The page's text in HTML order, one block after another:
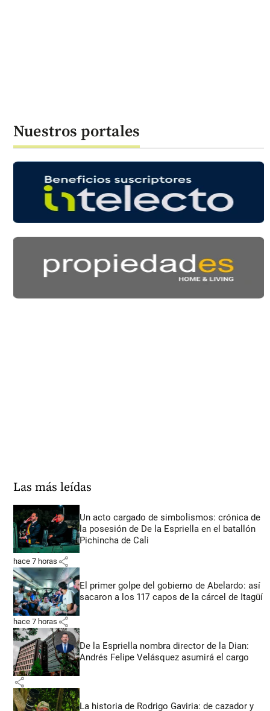
Nuestros portales
Las más leídas
Un acto cargado de simbolismos: crónica de
la posesión de De la Espriella en el batallón
Pichincha de Cali
hace 7 horas share
El primer golpe del gobierno de Abelardo: así
sacaron a los 117 capos de la cárcel de Itagüí
hace 7 horas share
De la Espriella nombra director de la Dian:
Andrés Felipe Velásquez asumirá el cargo
share
La historia de Rodrigo Gaviria: de cazador y